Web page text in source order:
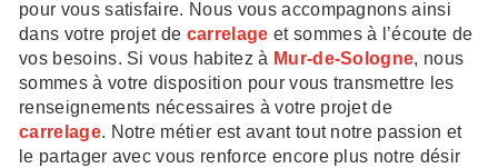
pour vous satisfaire. Nous vous accompagnons ainsi
dans votre projet de carrelage et sommes à l’écoute de
vos besoins. Si vous habitez à Mur-de-Sologne, nous
sommes à votre disposition pour vous transmettre les
renseignements nécessaires à votre projet de
carrelage. Notre métier est avant tout notre passion et
le partager avec vous renforce encore plus notre désir